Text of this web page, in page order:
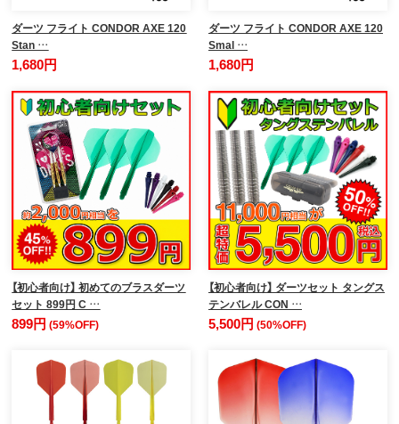
ダーツ フライト CONDOR AXE 120
Stan …
1,680円
ダーツ フライト CONDOR AXE 120
Smal …
1,680円
【初心者向け】 初めてのブラスダーツ
セット 899円 C …
899円(59%OFF)
【初心者向け】 ダーツセット タングス
テンバレル CON …
5,500円 (50%OFF)